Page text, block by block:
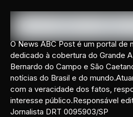
O News ABC Post é um portal de
dedicado à cobertura do Grande
Bernardo do Campo e São
notícias do Brasil e do
com a veracidade dos fatos,
interesse público.Responsável
Jornalista DRT 0095903/SP